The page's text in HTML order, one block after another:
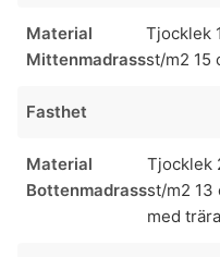
Material
Mittenmadrass
Tjocklek
st/m2 15
Fasthet
Material
Bottenmadrass
Tjocklek
st/m2 13
med